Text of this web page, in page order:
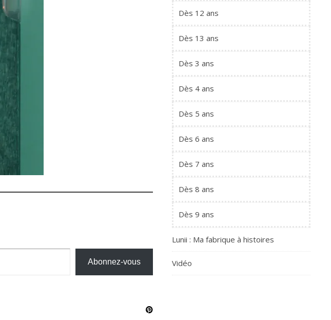
Abonnez-vous
Dès 12 ans
Dès 13 ans
Dès 3 ans
Dès 4 ans
Dès 5 ans
Dès 6 ans
Dès 7 ans
Dès 8 ans
Dès 9 ans
Lunii : Ma fabrique à histoires
Vidéo